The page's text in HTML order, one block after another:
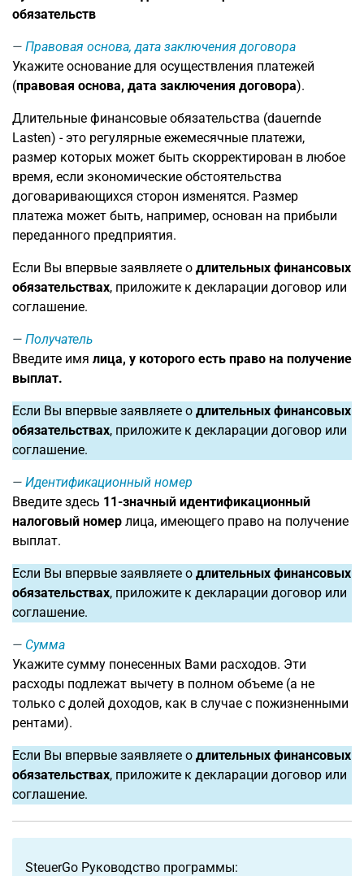
обязательств
Правовая основа, дата заключения договора
Укажите основание для осуществления платежей
(правовая основа, дата заключения договора).
Длительные финансовые обязательства (dauernde
Lasten) - это регулярные ежемесячные платежи,
размер которых может быть скорректирован в любое
время, если экономические обстоятельства
договаривающихся сторон изменятся. Размер
платежа может быть, например, основан на прибыли
переданного предприятия.
Если Вы впервые заявляете о длительных финансовых
обязательствах, приложите к декларации договор или
соглашение.
Получатель
Введите имя лица, у которого есть право на получение
выплат.
Если Вы впервые заявляете о длительных финансовых
обязательствах, приложите к декларации договор или
соглашение.
Идентификационный номер
Введите здесь 11-значный идентификационный
налоговый номер лица, имеющего право на получение
выплат.
Если Вы впервые заявляете о длительных финансовых
обязательствах, приложите к декларации договор или
соглашение.
Сумма
Укажите сумму понесенных Вами расходов. Эти
расходы подлежат вычету в полном объеме (а не
только с долей доходов, как в случае с пожизненными
рентами).
Если Вы впервые заявляете о длительных финансовых
обязательствах, приложите к декларации договор или
соглашение.
SteuerGo Руководство программы: